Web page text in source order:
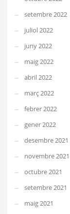
setembre 2022
juliol 2022
juny 2022
maig 2022
abril 2022
març 2022
febrer 2022
gener 2022
desembre 2021
novembre 2021
octubre 2021
setembre 2021
maig 2021